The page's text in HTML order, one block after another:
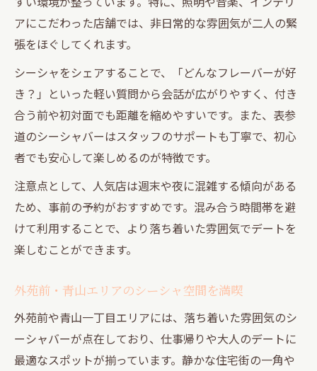
アにこだわった店舗では、非日常的な雰囲気が二人の緊
張をほぐしてくれます。
シーシャをシェアすることで、「どんなフレーバーが好
き？」といった軽い質問から会話が広がりやすく、付き
合う前や初対面でも距離を縮めやすいです。また、表参
道のシーシャバーはスタッフのサポートも丁寧で、初心
者でも安心して楽しめるのが特徴です。
注意点として、人気店は週末や夜に混雑する傾向がある
ため、事前の予約がおすすめです。混み合う時間帯を避
けて利用することで、より落ち着いた雰囲気でデートを
楽しむことができます。
外苑前・青山エリアのシーシャ空間を満喫
外苑前や青山一丁目エリアには、落ち着いた雰囲気のシ
ーシャバーが点在しており、仕事帰りや大人のデートに
最適なスポットが揃っています。静かな住宅街の一角や